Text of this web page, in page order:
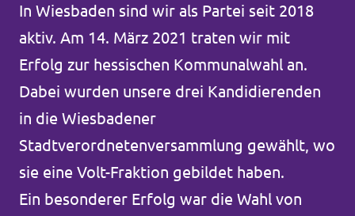
Volt Deutschland Merchandise Shop
Unsere Events
Kommunalwahl 2026
Deine Spende für Volt!
In Wiesbaden sind wir als Partei seit 2018
aktiv. Am 14. März 2021 traten wir mit
Erfolg zur hessischen Kommunalwahl an.
Dabei wurden unsere drei Kandidierenden
in die Wiesbadener
Stadtverordnetenversammlung gewählt, wo
sie eine Volt-Fraktion gebildet haben.
Ein besonderer Erfolg war die Wahl von